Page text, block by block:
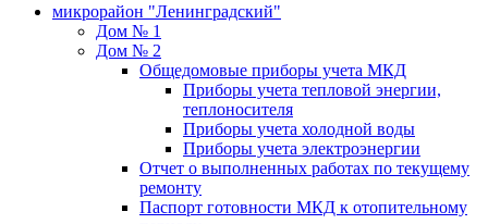
микрорайон "Ленинградский"
Дом № 1
Дом № 2
Общедомовые приборы учета МКД
Приборы учета тепловой энергии,
теплоносителя
Приборы учета холодной воды
Приборы учета электроэнергии
Отчет о выполненных работах по текущему
ремонту
Паспорт готовности МКД к отопительному